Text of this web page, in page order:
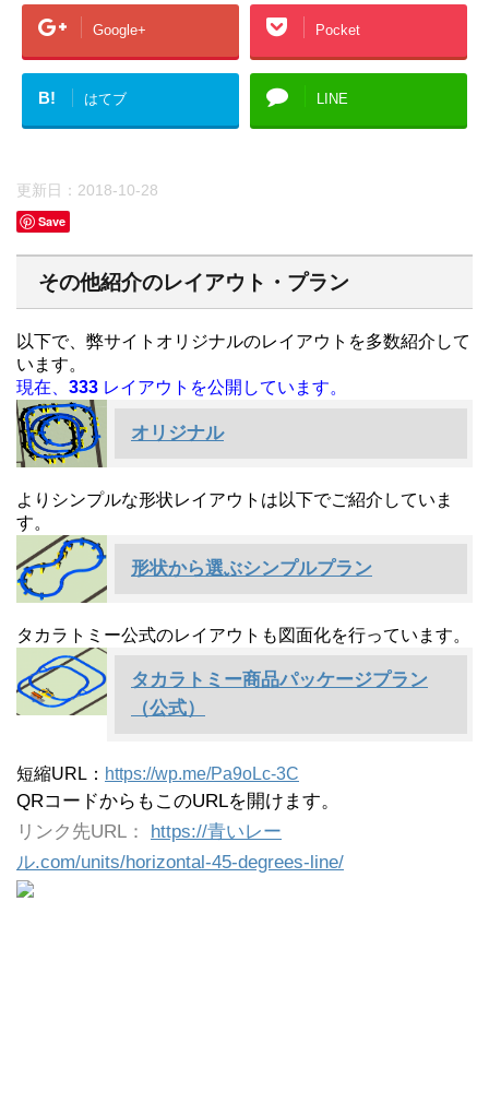
Google+ Pocket
B! はてブ LINE
更新日： 2018-10-28
Save
その他紹介のレイアウト・プラン
以下で、弊サイトオリジナルのレイアウトを多数紹介して
います。
現在、 333 レイアウトを公開しています。
オリジナル
よりシンプルな形状レイアウトは以下でご紹介していま
す。
形状から選ぶシンプルプラン
タカラトミー公式のレイアウトも図面化を行っています。
タカラトミー商品パッケージプラン
（公式）
短縮URL： https://wp.me/Pa9oLc-3C
QRコードからもこのURLを開けます。
リンク先URL： https://青いレー
ル.com/units/horizontal-45-degrees-line/